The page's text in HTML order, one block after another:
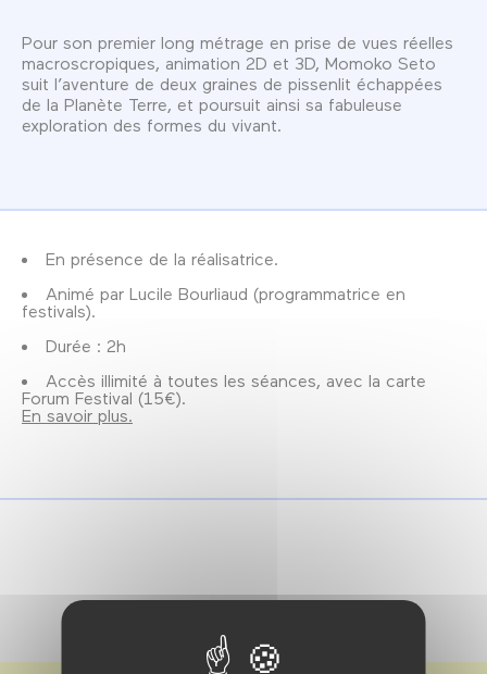
Pour son premier long métrage en prise de vues réelles
macroscropiques, animation 2D et 3D, Momoko Seto
suit l’aventure de deux graines de pissenlit échappées
de la Planète Terre, et poursuit ainsi sa fabuleuse
exploration des formes du vivant.
En présence de la réalisatrice.
Animé par Lucile Bourliaud (programmatrice en
festivals).
Durée : 2h
Accès illimité à toutes les séances, avec la carte
Forum Festival (15€).
En savoir plus.